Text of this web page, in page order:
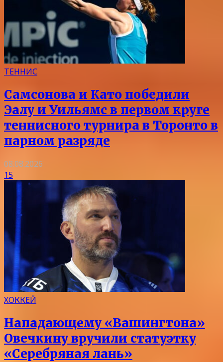
ТЕННИС
Самсонова и Като победили
Эалу и Уильямс в первом круге
теннисного турнира в Торонто в
парном разряде
08.08.2026
15
ХОККЕЙ
Нападающему «Вашингтона»
Овечкину вручили статуэтку
«Серебряная лань»